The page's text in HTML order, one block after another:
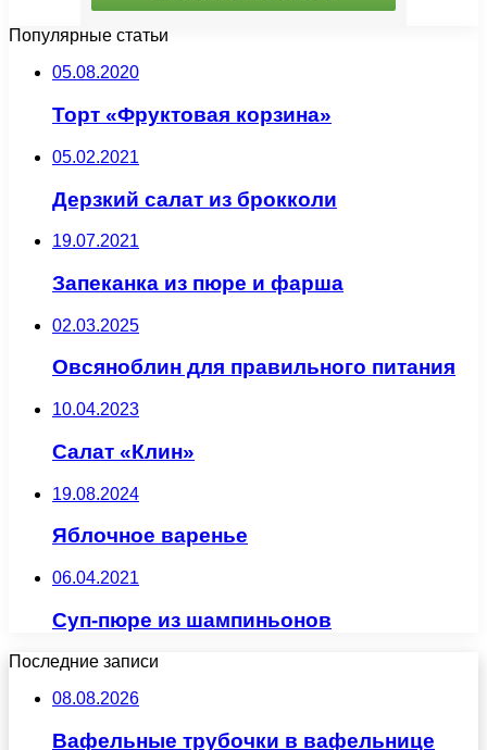
Популярные статьи
05.08.2020
Торт «Фруктовая корзина»
05.02.2021
Дерзкий салат из брокколи
19.07.2021
Запеканка из пюре и фарша
02.03.2025
Овсяноблин для правильного питания
10.04.2023
Салат «Клин»
19.08.2024
Яблочное варенье
06.04.2021
Суп-пюре из шампиньонов
Последние записи
08.08.2026
Вафельные трубочки в вафельнице